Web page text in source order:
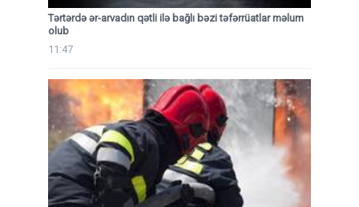
Tərtərdə ər-arvadın qətli ilə bağlı bəzi təfərrüatlar məlum
olub
11:47